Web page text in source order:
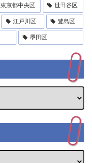
東京都中央区 世田谷区
江戸川区 豊島区
墨田区